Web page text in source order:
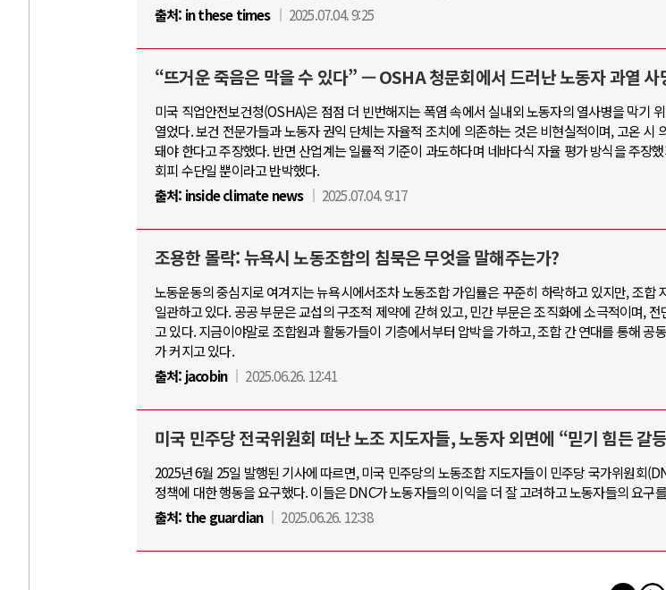
출처: in these times 2025.07.04. 9:25
“뜨거운 죽음은 막을 수 있다” — OSHA 청문회에서 드러난 노동자 과열 사
미국 직업안전보건청(OSHA)은 점점 더 빈번해지는 폭염 속에서 실내외 노동자의 열사병을 막기
열었다. 보건 전문가들과 노동자 권익 단체는 자율적 조치에 의존하는 것은 비현실적이며, 고온 시
돼야 한다고 주장했다. 반면 산업계는 일률적 기준이 과도하다며 네바다식 자율 평가 방식을 주장
회피 수단일 뿐이라고 반박했다.
출처: inside climate news 2025.07.04. 9:17
조용한 몰락: 뉴욕시 노동조합의 침묵은 무엇을 말해주는가?
노동운동의 중심지로 여겨지는 뉴욕시에서조차 노동조합 가입률은 꾸준히 하락하고 있지만, 조합
일관하고 있다. 공공 부문은 교섭의 구조적 제약에 갇혀 있고, 민간 부문은 조직화에 소극적이며,
고 있다. 지금이야말로 조합원과 활동가들이 기층에서부터 압박을 가하고, 조합 간 연대를 통해 공
가 커지고 있다.
출처: jacobin 2025.06.26. 12:41
미국 민주당 전국위원회 떠난 노조 지도자들, 노동자 외면에 “믿기 힘든 갈
2025년 6월 25일 발행된 기사에 따르면, 미국 민주당의 노동조합 지도자들이 민주당 국가위원회
정책에 대한 행동을 요구했다. 이들은 DNC가 노동자들의 이익을 더 잘 고려하고 노동자들의 요구
출처: the guardian 2025.06.26. 12:38